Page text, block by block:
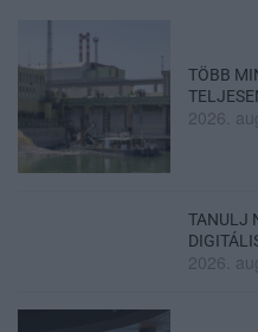
TÖBB
2026.
TANULJ
2026.